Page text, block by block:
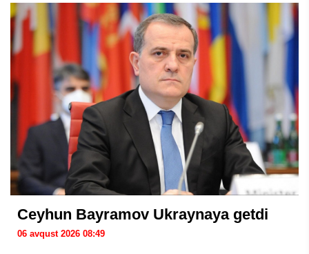
Ceyhun Bayramov Ukraynaya getdi
06 avqust 2026 08:49